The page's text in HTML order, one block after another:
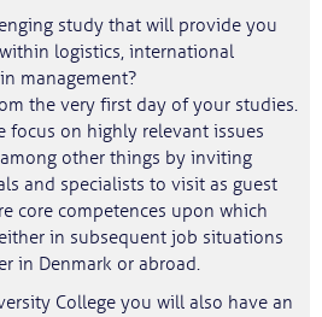
study that will provide you
logistics, international
management?
the very first day of your studies.
focus on highly relevant issues
other things by inviting
and specialists to visit as guest
core competences upon which
in subsequent job situations
in Denmark or abroad.
College you will also have an